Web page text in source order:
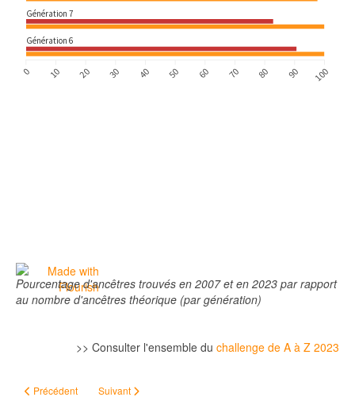
Pourcentage d'ancêtres trouvés en 2007 et en 2023 par rapport
au nombre d'ancêtres théorique (par génération)
>> Consulter l'ensemble du challenge de A à Z 2023
Article précédent : Challenge de A à Z - Visualisations des données
Précédent Article suivant : #ChallengeAZ - Bretagne
Suivant